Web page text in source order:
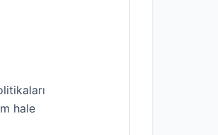
hale